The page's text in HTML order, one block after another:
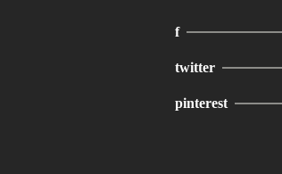
f
twitter
pinterest